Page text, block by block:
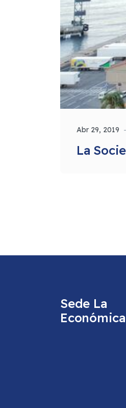
Abr 29, 2019
La
Sede La
Económica